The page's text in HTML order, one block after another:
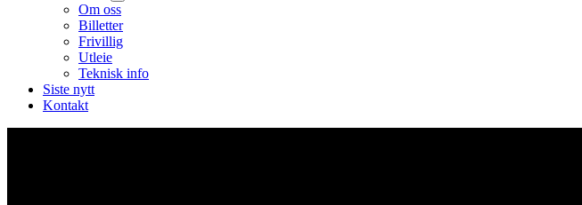
Om oss
Billetter
Frivillig
Utleie
Teknisk info
Siste nytt
Kontakt